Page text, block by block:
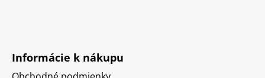
Informácie k nákupu